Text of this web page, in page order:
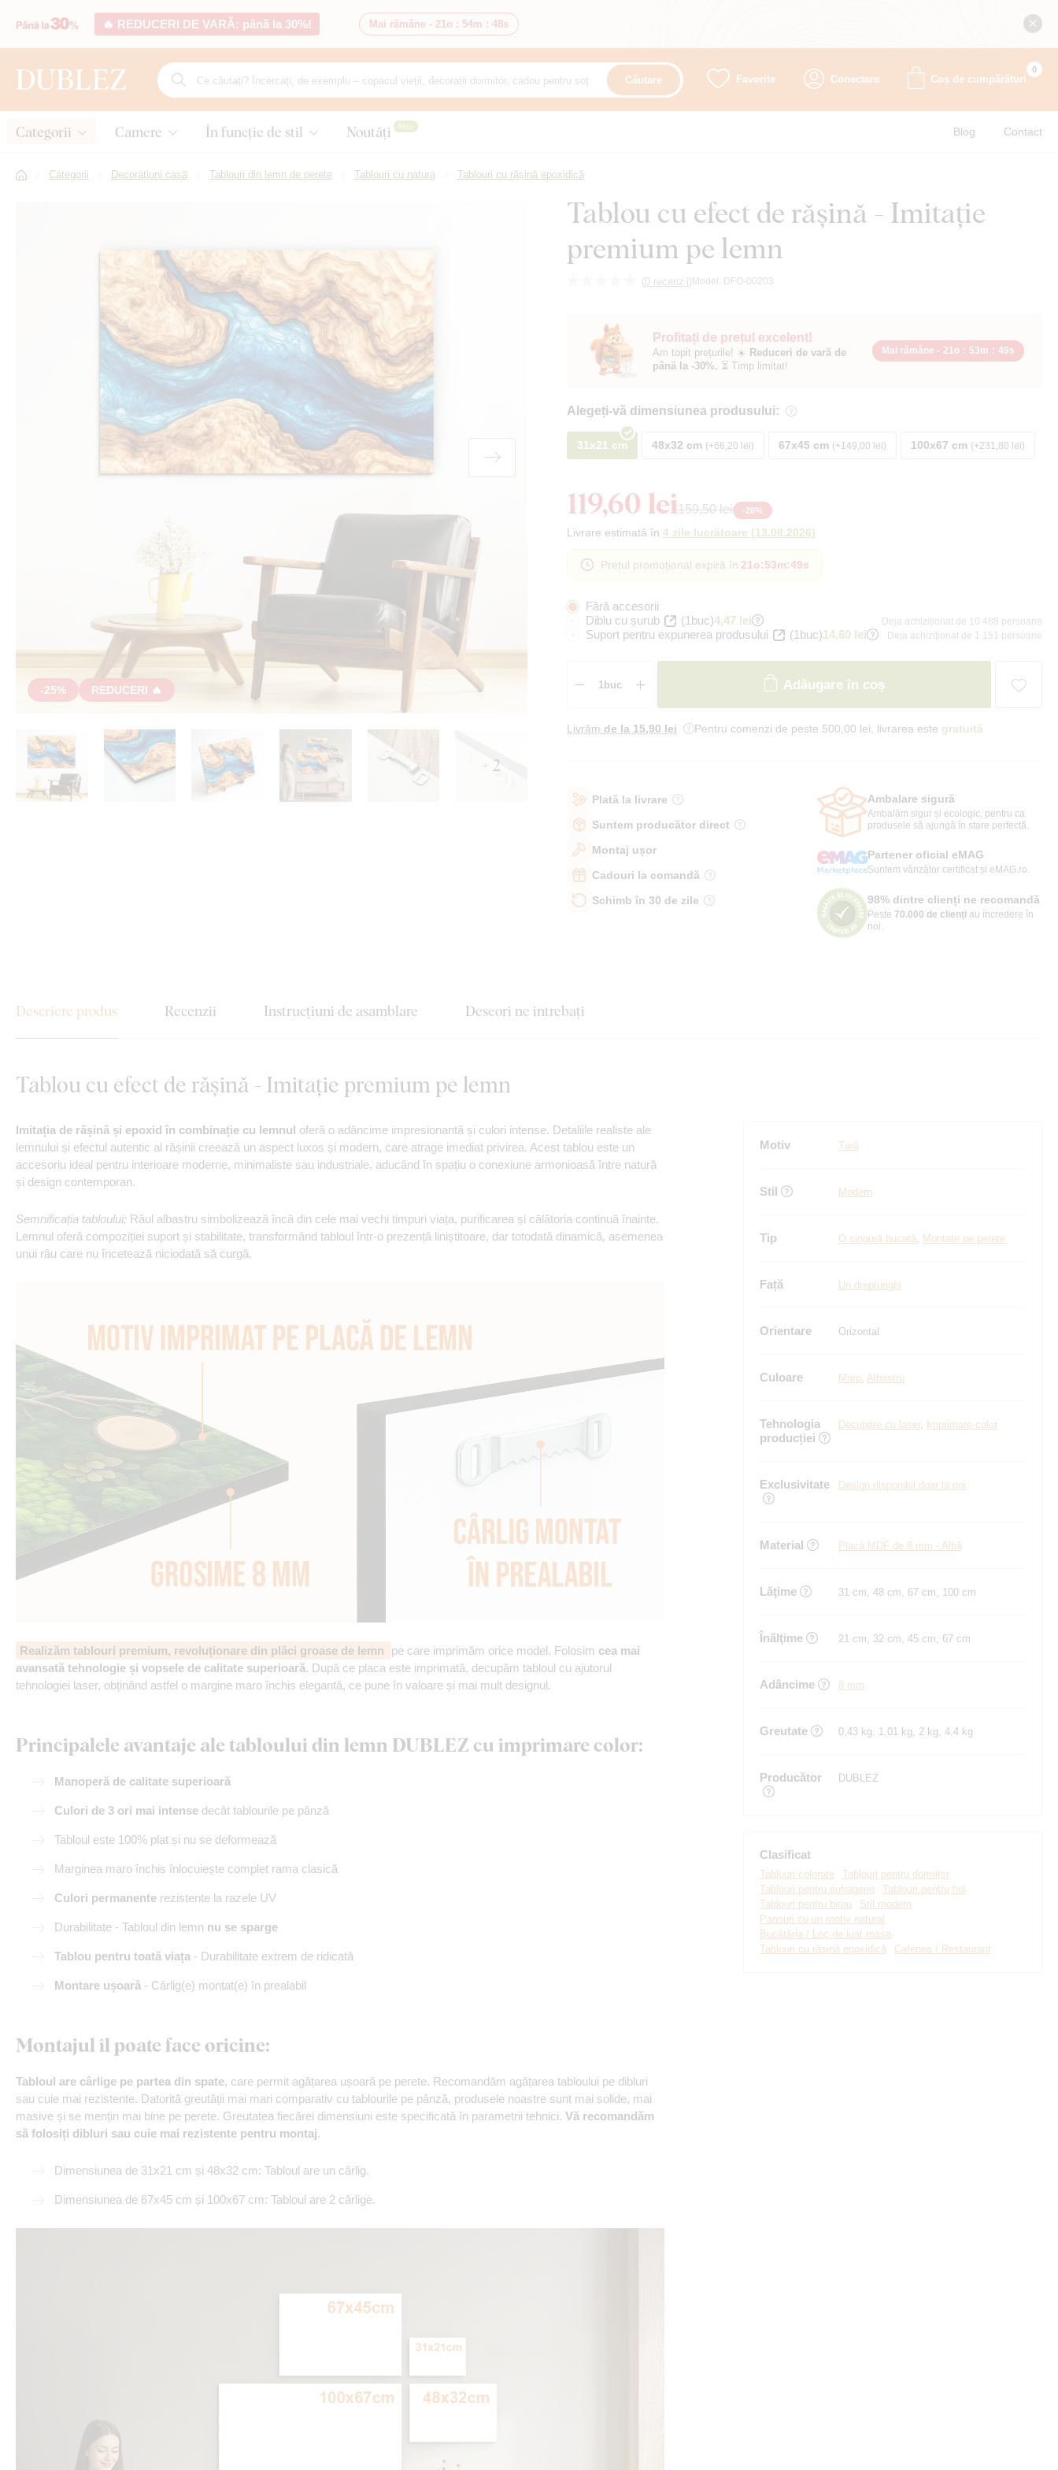
🔥 REDUCERI DE VARĂ: până la 30%! Mai rămâne - 21o : 54m : 47s
Căutare Favorite Conectare Coș de cumpărături
0
Categorii Camere În funcție de stil Noutăți Nou Blog Contact
Categorii Decorațiuni casă Tablouri din lemn de perete Tablouri cu natura Tablouri cu rășină epoxidică
Tablou cu efect de rășină - Imitație
premium pe lemn
(0 recenzii) Model: DFO-00203
-25% REDUCERI 🔥
+ 2
Profitați de prețul excelent!
Am topit prețurile! ☀️ Reduceri de vară de
până la -30%. ⏳ Timp limitat!
Mai rămâne - 21o : 53m : 48s
Alegeți-vă dimensiunea produsului:
31x21 cm 48x32 cm +66,20 lei 67x45 cm +149,00 lei 100x67 cm +231,80 lei
119,60 lei159,50 lei -26%
Livrare estimată în 4 zile lucrătoare (13.08.2026)
Prețul promoțional expiră în 21o:53m:48s
Fără accesorii
Diblu cu șurub
(1buc)4,47 lei Deja achiziționat de 10 488 persoane
Suport pentru expunerea produsului (1buc)14,60 lei Deja achiziționat de 1 151 persoane
Adăugare în coș
Livrăm de la 15,90 lei Pentru comenzi de peste 500,00 lei, livrarea este gratuită
Plată la livrare
Suntem producător direct
Montaj ușor
Cadouri la comandă
Schimb în 30 de zile
Ambalare sigură
Ambalăm sigur și ecologic, pentru ca
produsele să ajungă în stare perfectă.
Partener oficial eMAG
Suntem vânzător certificat și eMAG.ro.
98% dintre clienți ne recomandă
Peste 70.000 de clienți au încredere în
noi.
Descriere produs Recenzii Instrucțiuni de asamblare Deseori ne întrebați
Tablou cu efect de rășină - Imitație premium pe lemn
Imitația de rășină și epoxid în combinație cu lemnul oferă o adâncime impresionantă și culori intense. Detaliile realiste ale
lemnului și efectul autentic al rășinii creează un aspect luxos și modern, care atrage imediat privirea. Acest tablou este un
accesoriu ideal pentru interioare moderne, minimaliste sau industriale, aducând în spațiu o conexiune armonioasă între natură
și design contemporan.
Semnificația tabloului: Râul albastru simbolizează încă din cele mai vechi timpuri viața, purificarea și călătoria continuă înainte.
Lemnul oferă compoziției suport și stabilitate, transformând tabloul într-o prezență liniștitoare, dar totodată dinamică, asemenea
unui râu care nu încetează niciodată să curgă.
Realizăm tablouri premium, revoluționare din plăci groase de lemn pe care imprimăm orice model. Folosim cea mai
avansată tehnologie și vopsele de calitate superioară. După ce placa este imprimată, decupăm tabloul cu ajutorul
tehnologiei laser, obținând astfel o margine maro închis elegantă, ce pune în valoare și mai mult designul.
Principalele avantaje ale tabloului din lemn DUBLEZ cu imprimare color:
Manoperă de calitate superioară
Culori de 3 ori mai intense decât tablourile pe pânză
Tabloul este 100% plat și nu se deformează
Marginea maro închis înlocuiește complet rama clasică
Culori permanente rezistente la razele UV
Durabilitate - Tabloul din lemn nu se sparge
Tablou pentru toată viața - Durabilitate extrem de ridicată
Montare ușoară - Cârlig(e) montat(e) în prealabil
Montajul îl poate face oricine:
Tabloul are cârlige pe partea din spate, care permit agățarea ușoară pe perete. Recomandăm agățarea tabloului pe dibluri
sau cuie mai rezistente. Datorită greutății mai mari comparativ cu tablourile pe pânză, produsele noastre sunt mai solide, mai
masive și se mențin mai bine pe perete. Greutatea fiecărei dimensiuni este specificată în parametrii tehnici. Vă recomandăm
să folosiți dibluri sau cuie mai rezistente pentru montaj.
Dimensiunea de 31x21 cm și 48x32 cm: Tabloul are un cârlig.
Dimensiunea de 67x45 cm și 100x67 cm: Tabloul are 2 cârlige.
Motiv Țară
Stil Modern
Tip O singură bucată, Montate pe perete
Față Un dreptunghi
Orientare Orizontal
Culoare Maro, Albastru
Tehnologia
producției
Decupare cu laser, Imprimare color
Exclusivitate Design disponibil doar la noi
Material Placă MDF de 8 mm - Albă
Lăţime 31 cm, 48 cm, 67 cm, 100 cm
Înălţime 21 cm, 32 cm, 45 cm, 67 cm
Adâncime 8 mm
Greutate 0,43 kg, 1,01 kg, 2 kg, 4,4 kg
Producător DUBLEZ
Clasificat
Tablouri colorate
Tablouri pentru dormitor
Tablouri pentru sufragerie
Tablouri pentru hol
Tablouri pentru birou
Stil modern
Panouri cu un motiv natural
Bucătăria / Loc de luat masa
Tablouri cu rășină epoxidică
Cafenea / Restaurant